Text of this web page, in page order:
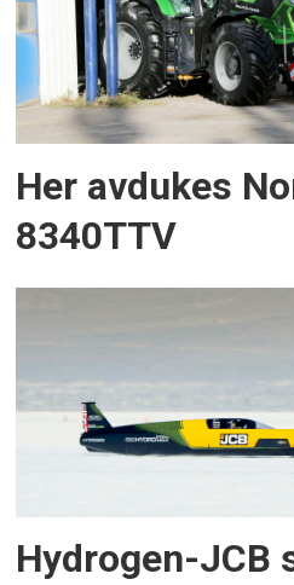
Her avdukes
8340TTV
Hydrogen-JCB